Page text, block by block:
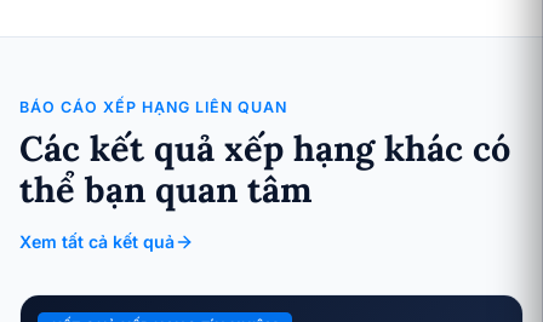
BÁO CÁO XẾP HẠNG LIÊN QUAN
Các kết quả xếp hạng khác có
thể bạn quan tâm
Xem tất cả kết quả